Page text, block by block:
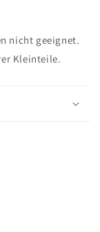
nicht geeignet.
Kleinteile.